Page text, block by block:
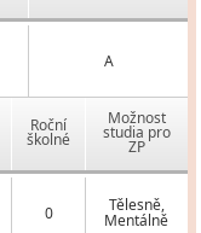
A
Roční
školné
Možnost
studia pro
ZP
0 Tělesně,
Mentálně